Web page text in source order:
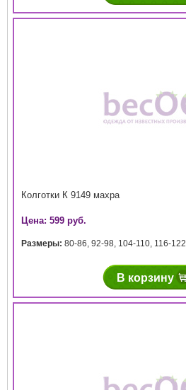
Колготки К 9149 махра
Цена: 599 руб.
Размеры: 80-86, 92-98, 104-110, 116-122
В корзину